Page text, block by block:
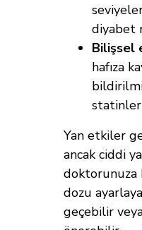
diyabet
Bilişsel
hafıza
Yan etkiler
ancak ciddi
doktorunuza
dozu
geçebilir